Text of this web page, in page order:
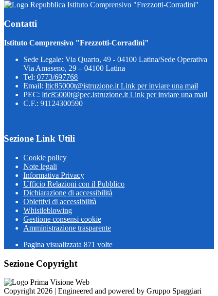
Istituto Comprensivo "Frezzotti-Corradini"
Contatti
Istituto Comprensivo "Frezzotti-Corradini"
Sede Legale: Via Quarto, 49 - 04100 Latina/Sede Operativa
Via Amaseno, 29 – 04100 Latina
Tel: 0773/697768
Email: ltic85000t@istruzione.it Link per inviare una mail
PEC: ltic85000t@pec.istruzione.it Link per inviare una mail
C.F.: 91124300590
Sezione Link Utili
Cookie policy
Note legali
Informativa Privacy
Ufficio Relazioni con il Pubblico
Dichiarazione di accessibilità
Obiettivi di accessibilità
Whistleblowing
Gestione consensi cookie
Amministrazione trasparente
Pagina visualizzata 871 volte
Sezione Copyright
Copyright 2026 | Engineered and powered by Gruppo Spaggiari